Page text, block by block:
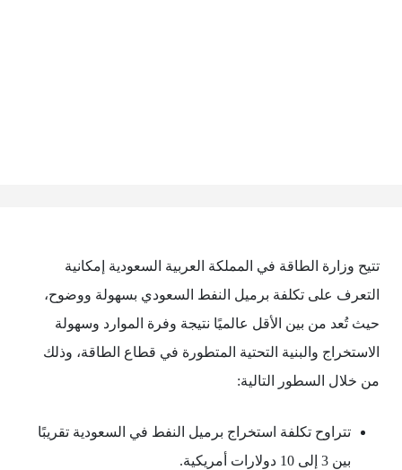
تتيح وزارة الطاقة في المملكة العربية السعودية إمكانية
التعرف على تكلفة برميل النفط السعودي بسهولة ووضوح،
حيث تُعد من بين الأقل عالميًا نتيجة وفرة الموارد وسهولة
الاستخراج والبنية التحتية المتطورة في قطاع الطاقة، وذلك
من خلال السطور التالية:
تتراوح تكلفة استخراج برميل النفط في السعودية تقريبًا
بين 3 إلى 10 دولارات أمريكية.